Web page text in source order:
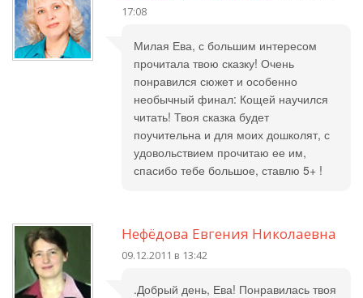
17:08
Милая Ева, с большим интересом
прочитала твою сказку! Очень
понравился сюжет и особенно
необычный финал: Кощей научился
читать! Твоя сказка будет
поучительна и для моих дошколят, с
удовольствием прочитаю ее им,
спасибо тебе большое, ставлю 5+ !
Нефёдова Евгения Николаевна
09.12.2011 в 13:42
.Добрый день, Ева! Понравилась твоя